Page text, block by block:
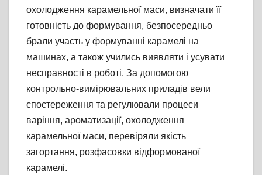
охолодження карамельної маси, визначати її
готовність до формування, безпосередньо
брали участь у формуванні карамелі на
машинах, а також учились виявляти і усувати
несправності в роботі. За допомогою
контрольно-вимірювальних приладів вели
спостереження та регулювали процеси
варіння, ароматизації, охолодження
карамельної маси, перевіряли якість
загортання, розфасовки відформованої
карамелі.